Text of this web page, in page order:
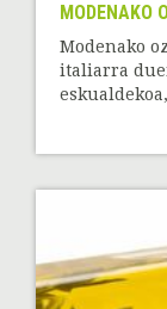
MODENAKO
Modenako
italiarra